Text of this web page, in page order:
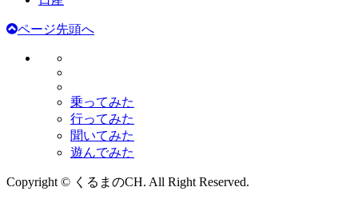
ページ先頭へ
乗ってみた
行ってみた
聞いてみた
遊んでみた
Copyright © くるまのCH. All Right Reserved.